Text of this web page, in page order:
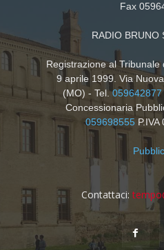
Fax
RADIO BRUNO
Registrazione al
9 aprile 1999. Via
(MO) - Tel.059642877
Concessionaria
059698555
Contattaci: